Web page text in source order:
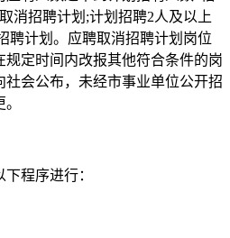
消招聘计划;计划招聘2人及以上
聘计划。应聘取消招聘计划岗位
定时间内改报其他符合条件的岗
会公布，未经市事业单位公开招
程序进行：